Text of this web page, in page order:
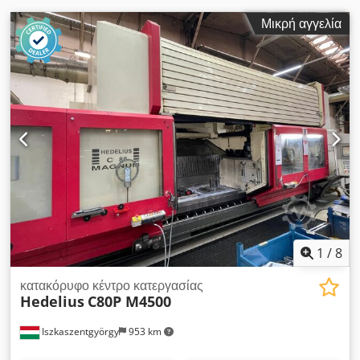
Μικρή αγγελία
1 /8
Iszkaszentgyörgy 953 km
κατακόρυφο κέντρο κατεργασίας
Hedelius C80P M4500